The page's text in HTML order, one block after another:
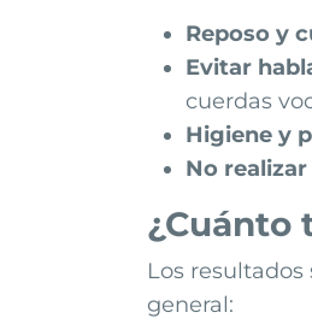
Reposo y
Evitar
cuerdas
Higiene y
No
¿Cuánto
Los
general: